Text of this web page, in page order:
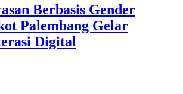
Berbasis Gender
Palembang Gelar
Digital